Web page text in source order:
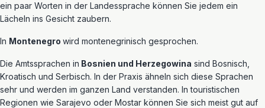
ein paar Worten in der Landessprache können Sie jedem ein
Lächeln ins Gesicht zaubern.
In Montenegro wird montenegrinisch gesprochen.
Die Amtssprachen in Bosnien und Herzegowina sind Bosnisch,
Kroatisch und Serbisch. In der Praxis ähneln sich diese Sprachen
sehr und werden im ganzen Land verstanden. In touristischen
Regionen wie Sarajevo oder Mostar können Sie sich meist gut auf